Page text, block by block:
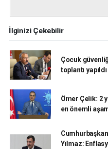
İlginizi Çekebilir
Çocuk
toplantı yapıldı
Ömer Çelik: 2
en önemli
Yılmaz: